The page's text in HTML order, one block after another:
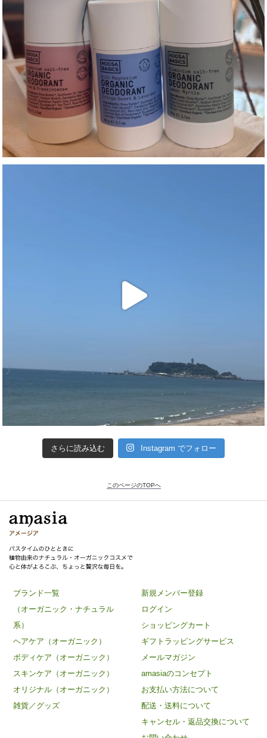
さらに読み込む Instagram でフォロー
このページのTOPへ
ブランド一覧
（オーガニック・ナチュラル
系）
ヘアケア（オーガニック）
ボディケア（オーガニック）
スキンケア（オーガニック）
オリジナル（オーガニック）
雑貨／グッズ
新規メンバー登録
ログイン
ショッピングカート
ギフトラッピングサービス
メールマガジン
amasiaのコンセプト
お支払い方法について
配送・送料について
キャンセル・返品交換について